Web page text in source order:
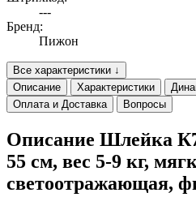
---
Бренд:
Пижон
Все характеристики ↓
Описание
Характеристики
Оплата и Доставка
Вопросы
Описание Шлейка
55 см, вес 5-9 кг,
светоотражающая,